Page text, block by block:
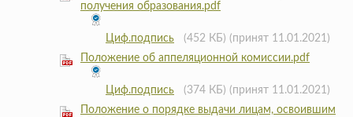
получения образования.pdf
Циф.подпись (452 КБ) (принят 11.01.2021)
Положение об аппеляционной комиссии.pdf
Циф.подпись (374 КБ) (принят 11.01.2021)
Положение о порядке выдачи лицам, освоившим